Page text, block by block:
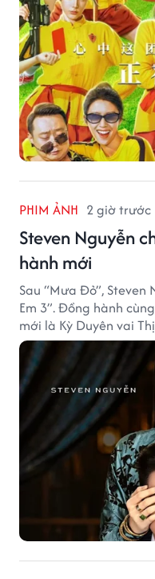
PHIM ẢNH 2 giờ trước
Steven Nguyễn
hành mới
Sau “Mưa Đỏ”, Steven
Em 3”. Đồng hành
mới là Kỳ Duyên vai
hợp nhiều bất ngờ.